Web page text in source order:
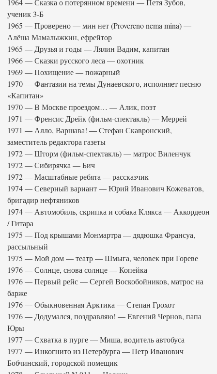
1964 — Сказка о потерянном времени — Петя Зубов,
ученик 3-Б
1965 — Проверено — мин нет (Provereno nema mina) —
Алёша Мамалыжкин, ефрейтор
1965 — Друзья и годы — Лялин Вадим, капитан
1966 — Сказки русского леса — охотник
1969 — Похищение — пожарный
1970 — Фантазии на темы Дунаевского, исполняет песню
«Капитан»
1970 — В Москве проездом… — Алик, поэт
1971 — Френсис Дрейк (фильм-спектакль) — Меррей
1971 — Алло, Варшава! — Стефан Скавронский,
заместитель редактора газеты
1972 — Шторм (фильм-спектакль) — матрос Виленчук
1972 — Сибирячка — Бич
1972 — Масштабные ребята — рассказчик
1974 — Северный вариант — Юрий Иванович Кожеватов,
бригадир нефтяников
1974 — Автомобиль, скрипка и собака Клякса — Аккордеон
/ Гитара
1975 — Под крышами Монмартра — дядюшка Франсуа,
рассыльный
1975 — Мой дом — театр — Шмыга, человек при Гореве
1976 — Солнце, снова солнце — Копейка
1976 — Первый рейс — Сергей Воскобойников, матрос на
барже
1976 — Обыкновенная Арктика — Степан Грохот
1976 — Додумался, поздравляю! — Евгений Чернов, папа
Юры
1977 — Схватка в пурге — Миша, водитель автобуса
1977 — Инкогнито из Петербурга — Петр Иванович
Бобчинский, городской помещик